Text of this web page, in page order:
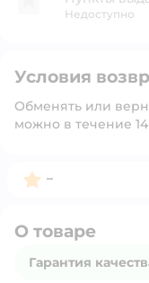
Недоступно
Условия
Обменять или
можно в течение
Рейтинг:
–
О товаре
Гарантия